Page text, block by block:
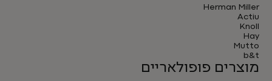
Herman Miller
Actiu
Knoll
Hay
Mutto
b&t
מוצרים פופולאריים